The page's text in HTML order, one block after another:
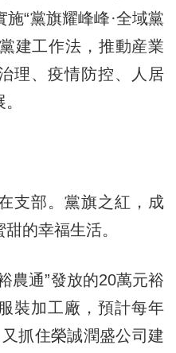
“黨旗耀峰峰·全域黨
建工作法，推動産業
理、疫情防控、人居
部。黨旗之紅，成
的幸福生活。
通”發放的20萬元裕
裝加工廠，預計每年
抓住榮誠潤盛公司建